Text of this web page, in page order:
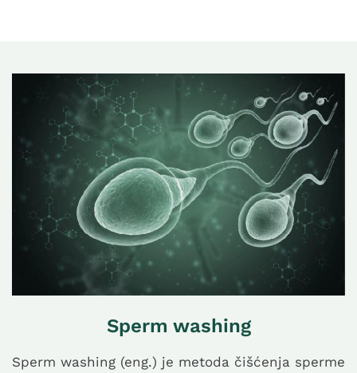
Sperm washing
Sperm washing (eng.) je metoda čišćenja sperme